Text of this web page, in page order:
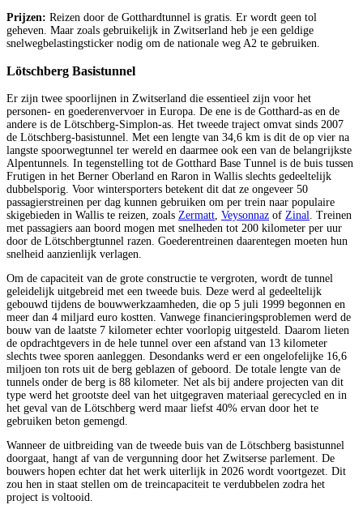
Prijzen: Reizen door de Gotthardtunnel is gratis. Er wordt geen tol
geheven. Maar zoals gebruikelijk in Zwitserland heb je een geldige
snelwegbelastingsticker nodig om de nationale weg A2 te gebruiken.
Lötschberg Basistunnel
Er zijn twee spoorlijnen in Zwitserland die essentieel zijn voor het
personen- en goederenvervoer in Europa. De ene is de Gotthard-as en de
andere is de Lötschberg-Simplon-as. Het tweede traject omvat sinds 2007
de Lötschberg-basistunnel. Met een lengte van 34,6 km is dit de op vier na
langste spoorwegtunnel ter wereld en daarmee ook een van de belangrijkste
Alpentunnels. In tegenstelling tot de Gotthard Base Tunnel is de buis tussen
Frutigen in het Berner Oberland en Raron in Wallis slechts gedeeltelijk
dubbelsporig. Voor wintersporters betekent dit dat ze ongeveer 50
passagierstreinen per dag kunnen gebruiken om per trein naar populaire
skigebieden in Wallis te reizen, zoals Zermatt, Veysonnaz of Zinal. Treinen
met passagiers aan boord mogen met snelheden tot 200 kilometer per uur
door de Lötschbergtunnel razen. Goederentreinen daarentegen moeten hun
snelheid aanzienlijk verlagen.
Om de capaciteit van de grote constructie te vergroten, wordt de tunnel
geleidelijk uitgebreid met een tweede buis. Deze werd al gedeeltelijk
gebouwd tijdens de bouwwerkzaamheden, die op 5 juli 1999 begonnen en
meer dan 4 miljard euro kostten. Vanwege financieringsproblemen werd de
bouw van de laatste 7 kilometer echter voorlopig uitgesteld. Daarom lieten
de opdrachtgevers in de hele tunnel over een afstand van 13 kilometer
slechts twee sporen aanleggen. Desondanks werd er een ongelofelijke 16,6
miljoen ton rots uit de berg geblazen of geboord. De totale lengte van de
tunnels onder de berg is 88 kilometer. Net als bij andere projecten van dit
type werd het grootste deel van het uitgegraven materiaal gerecycled en in
het geval van de Lötschberg werd maar liefst 40% ervan door het te
gebruiken beton gemengd.
Wanneer de uitbreiding van de tweede buis van de Lötschberg basistunnel
doorgaat, hangt af van de vergunning door het Zwitserse parlement. De
bouwers hopen echter dat het werk uiterlijk in 2026 wordt voortgezet. Dit
zou hen in staat stellen om de treincapaciteit te verdubbelen zodra het
project is voltooid.